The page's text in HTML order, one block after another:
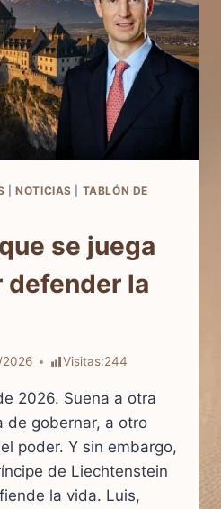
|NOTICIAS
TABLÓN DE
se juega
defender la
Visitas:244
2026. Suena a otra
de gobernar, a otro
poder. Y sin embargo,
de Liechtenstein
la vida. Luis,